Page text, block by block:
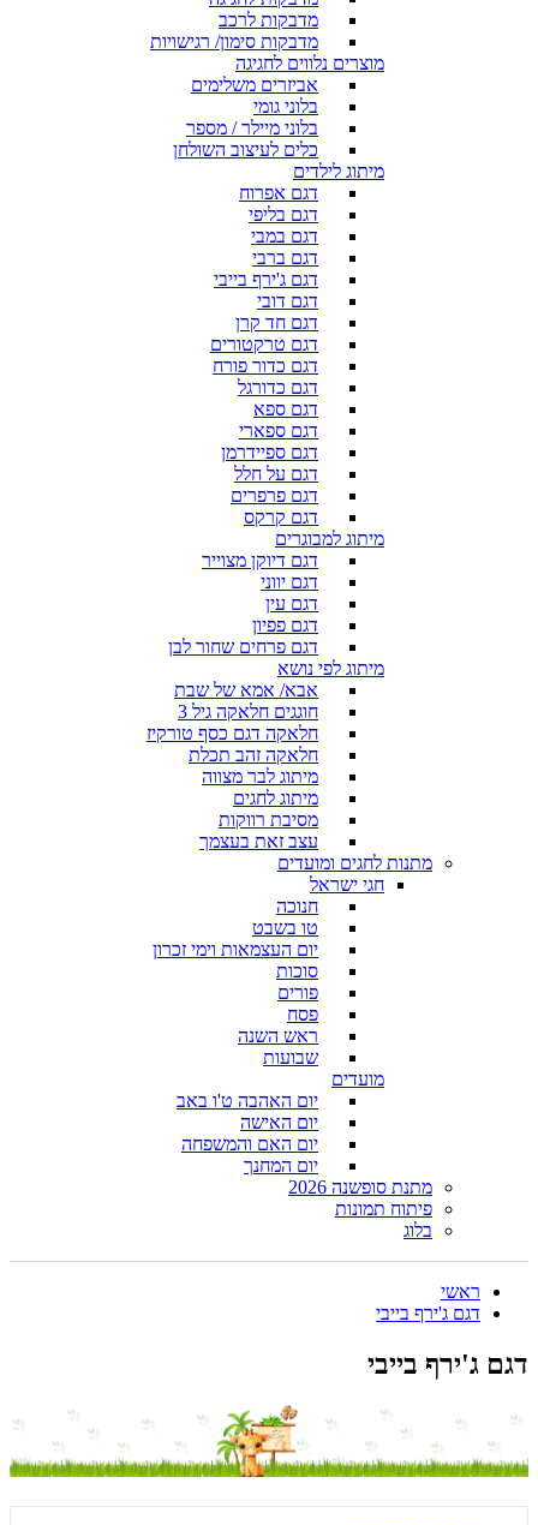
מדבקות לרכב
מדבקות סימון/ רגישויות
מוצרים נלווים לחגיגה
אביזרים משלימים
בלוני גומי
בלוני מיילר / מספר
כלים לעיצוב השולחן
מיתוג לילדים
דגם אפרוח
דגם בליפי
דגם במבי
דגם ברבי
דגם ג'ירף בייבי
דגם דובי
דגם חד קרן
דגם טרקטורים
דגם כדור פורח
דגם כדורגל
דגם ספא
דגם ספארי
דגם ספיידרמן
דגם על חלל
דגם פרפרים
דגם קרקס
מיתוג למבוגרים
דגם דיוקן מצוייר
דגם יווני
דגם עין
דגם פפיון
דגם פרחים שחור לבן
מיתוג לפי נושא
אבא/ אמא של שבת
חוגגים חלאקה גיל 3
חלאקה דגם כסף טורקיז
חלאקה זהב תכלת
מיתוג לבר מצווה
מיתוג לחגים
מסיבת רווקות
עצב זאת בעצמך
מתנות לחגים ומועדים
חגי ישראל
חנוכה
טו בשבט
יום העצמאות וימי זכרון
סוכות
פורים
פסח
ראש השנה
שבועות
מועדים
יום האהבה ט'ו באב
יום האישה
יום האם והמשפחה
יום המחנך
מתנת סופשנה 2026
פיתוח תמונות
בלוג
ראשי
דגם ג'ירף בייבי
דגם ג'ירף בייבי